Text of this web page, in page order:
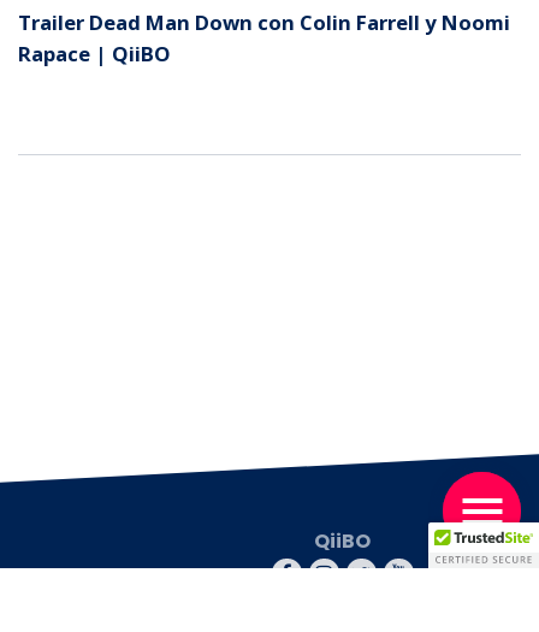
Trailer Dead Man Down con Colin Farrell y Noomi
Rapace | QiiBO
QiiBO